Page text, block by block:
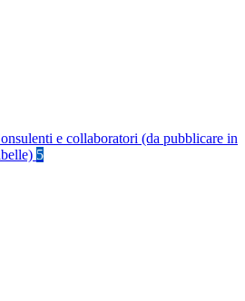
e collaboratori (da pubblicare in
5